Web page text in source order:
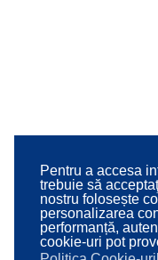
Pentru a accesa
trebuie să
nostru folosește
personalizarea
performanță,
cookie-uri pot